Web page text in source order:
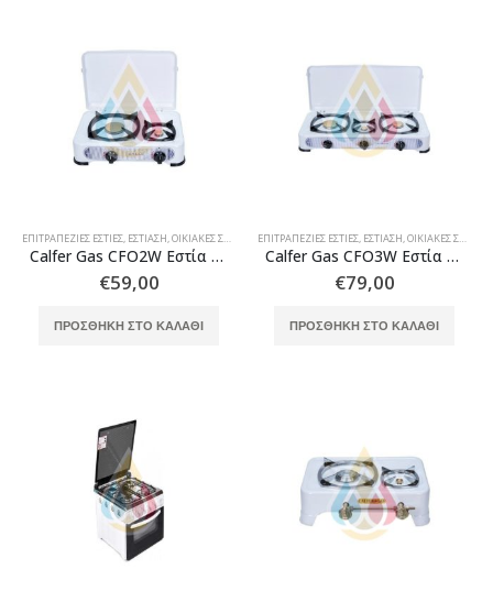
ΕΠΙΤΡΑΠΈΖΙΕΣ ΕΣΤΊΕΣ, ΕΣΤΊΑΣΗ,ΟΙΚΙΑΚΈΣ ΣΥΣΚΕΥΈΣ ΕΣΤΊΑΣΗΣ
Calfer Gas CFO2W Εστία υγραερίου εμαγιέ λευκή 2 καυστήρες μεγάλος & μικρός
€59,00
ΠΡΟΣΘΉΚΗ ΣΤΟ ΚΑΛΆΘΙ
ΕΠΙΤΡΑΠΈΖΙΕΣ ΕΣΤΊΕΣ, ΕΣΤΊΑΣΗ,ΟΙΚΙΑΚΈΣ ΣΥΣΚΕΥΈΣ ΕΣΤΊΑΣΗΣ
Calfer Gas CFO3W Εστία υγραερίου εμαγιέ λευκό 2+1 καυστήρες
€79,00
ΠΡΟΣΘΉΚΗ ΣΤΟ ΚΑΛΆΘΙ